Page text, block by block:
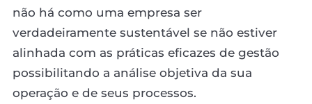
não há como uma empresa ser
verdadeiramente sustentável se não estiver
alinhada com as práticas eficazes de gestão
possibilitando a análise objetiva da sua
operação e de seus processos.